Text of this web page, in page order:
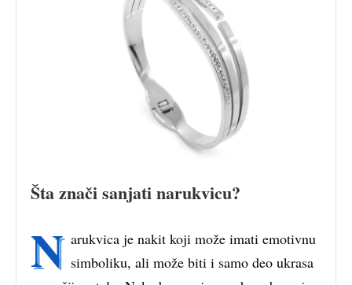
Šta znači sanjati narukvicu?
N arukvica je nakit koji može imati emotivnu
simboliku, ali može biti i samo deo ukrasa